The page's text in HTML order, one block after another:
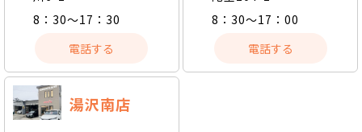
8：30～17：30
電話する
8：30～17：00
電話する
湯沢南店